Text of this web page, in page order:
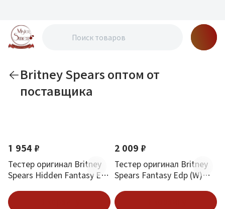
Britney Spears оптом от
поставщика
1 954 ₽
Тестер оригинал Britney
Spears Hidden Fantasy Edp
2 009 ₽
Тестер оригинал Britney
Spears Fantasy Edp (W)